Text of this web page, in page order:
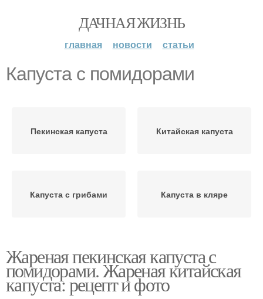
ДАЧНАЯ ЖИЗНЬ
главная новости статьи
Капуста с помидорами
Пекинская капуста Китайская капуста
Капуста с грибами Капуста в кляре
Жареная пекинская капуста с
помидорами. Жареная китайская
капуста: рецепт и фото